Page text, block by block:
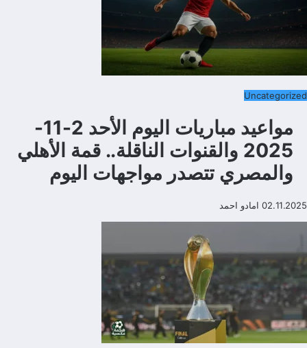
Uncategorized
مواعيد مباريات اليوم الأحد 2-11-
2025 والقنوات الناقلة.. قمة الأهلي
والمصري تتصدر مواجهات اليوم
02.11.2025 امادو احمد